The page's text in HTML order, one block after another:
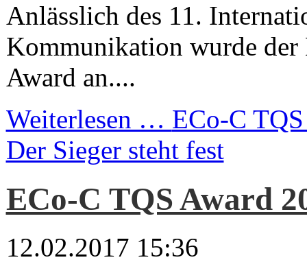
Anlässlich des 11.
Kommunikation wurde der
Award an....
Weiterlesen … ECo-C
Der Sieger steht fest
ECo-C TQS Award
12.02.2017 15:36